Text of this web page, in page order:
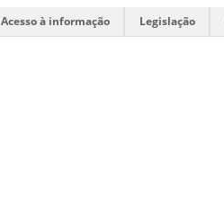
Acesso à informação Legislação